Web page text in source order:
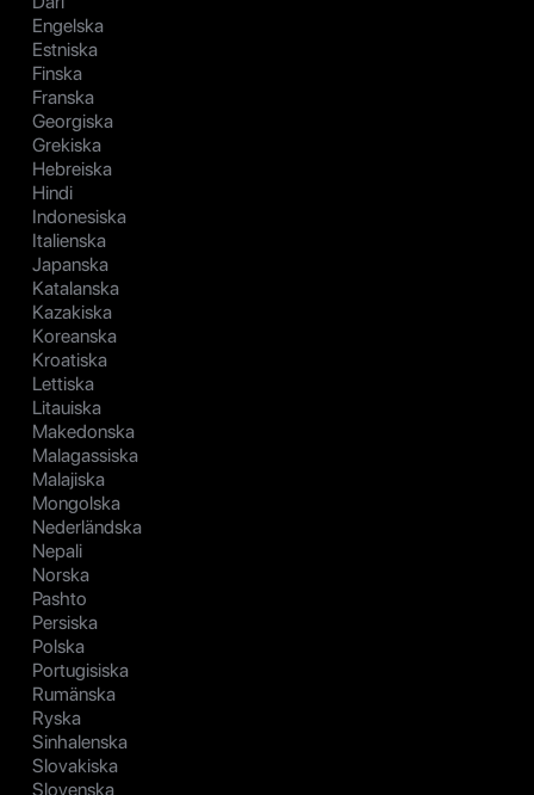
Engelska
Estniska
Finska
Franska
Georgiska
Grekiska
Hebreiska
Hindi
Indonesiska
Italienska
Japanska
Katalanska
Kazakiska
Koreanska
Kroatiska
Lettiska
Litauiska
Makedonska
Malagassiska
Malajiska
Mongolska
Nederländska
Nepali
Norska
Pashto
Persiska
Polska
Portugisiska
Rumänska
Ryska
Sinhalenska
Slovakiska
Slovenska